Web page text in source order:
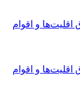
و اقوام
و اقوام